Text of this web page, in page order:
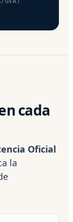
cada
Oficial
la